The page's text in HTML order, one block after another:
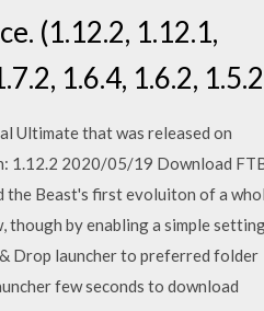
(1.12.2, 1.12.1,
1.6.4, 1.6.2,
Ultimate that was released on
1.12.2 2020/05/19 Download
the Beast's first evoluiton of a
though by enabling a simple
Drop launcher to preferred folder
few seconds to download